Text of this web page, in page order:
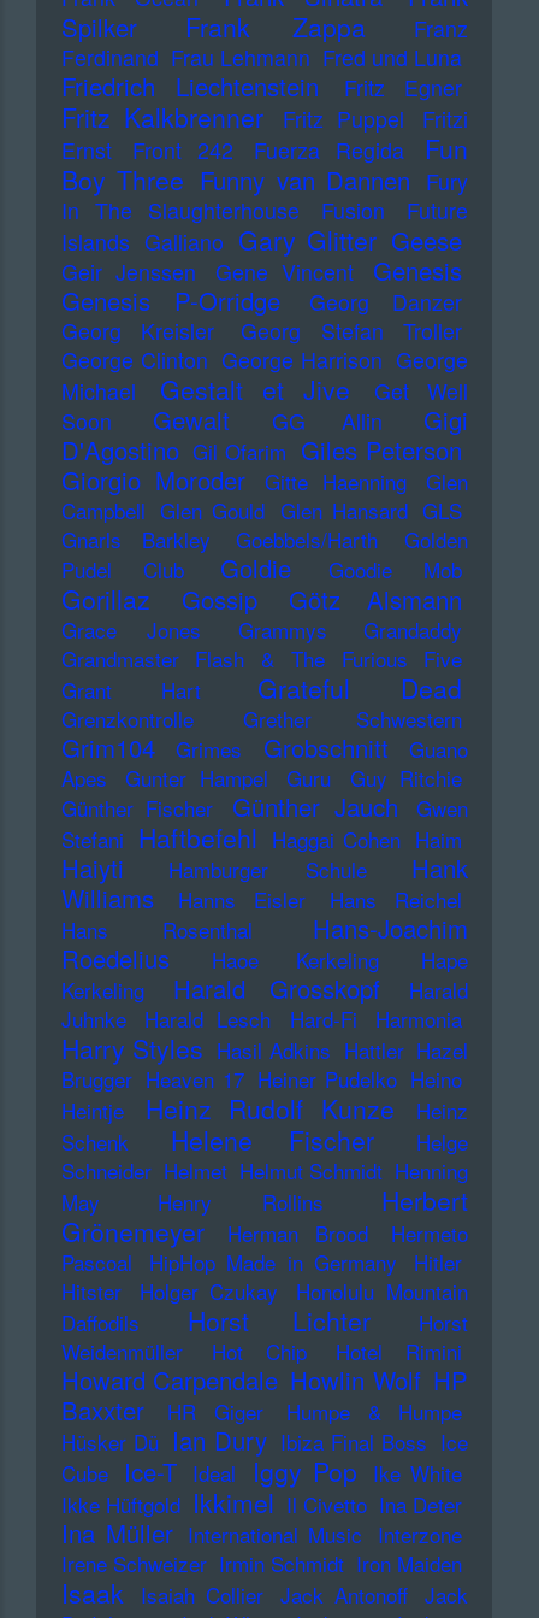
Spilker
Frank Zappa
Franz
Ferdinand Frau Lehmann Fred und Luna
Friedrich Liechtenstein Fritz Egner
Fritz Kalkbrenner Fritz Puppel
Fritzi
Ernst
Front 242 Fuerza Regida
Fun
Boy Three Funny van Dannen Fury
In The Slaughterhouse
Fusion
Future
Islands Galliano Gary Glitter Geese
Geir Jenssen Gene Vincent
Genesis
Genesis P-Orridge
Georg Danzer
Georg Kreisler
Georg Stefan Troller
George Clinton George Harrison George
Michael
Gestalt et Jive
Get Well
Soon
Gewalt GG Allin
Gigi
D'Agostino Gil Ofarim Giles Peterson
Giorgio Moroder
Gitte Haenning
Glen
Campbell Glen Gould Glen Hansard GLS
Gnarls Barkley
Goebbels/Harth
Golden
Pudel Club
Goldie Goodie Mob
Gorillaz Gossip Götz Alsmann
Grace Jones Grammys
Grandaddy
Grandmaster Flash & The Furious Five
Grant Hart
Grateful Dead
Grenzkontrolle Grether Schwestern
Grim104 Grimes Grobschnitt
Guano
Apes
Gunter Hampel Guru
Guy Ritchie
Günther Fischer
Günther Jauch
Gwen
Stefani Haftbefehl Haggai Cohen Haim
Haiyti Hamburger Schule
Hank
Williams
Hanns Eisler
Hans Reichel
Hans Rosenthal
Hans-Joachim
Roedelius
Haoe Kerkeling
Hape
Kerkeling
Harald Grosskopf
Harald
Juhnke
Harald Lesch Hard-Fi Harmonia
Harry Styles Hasil Adkins Hattler Hazel
Brugger Heaven 17 Heiner Pudelko Heino
Heintje
Heinz Rudolf Kunze
Heinz
Schenk
Helene Fischer
Helge
Schneider Helmet Helmut Schmidt Henning
May
Henry Rollins
Herbert
Grönemeyer
Herman Brood
Hermeto
Pascoal
HipHop Made in Germany
Hitler
Hitster
Holger Czukay
Honolulu Mountain
Daffodils
Horst Lichter
Horst
Weidenmüller
Hot Chip Hotel Rimini
Howard Carpendale Howlin Wolf HP
Baxxter
HR Giger
Humpe & Humpe
Hüsker Dü Ian Dury Ibiza Final Boss Ice
Cube
Ice-T Ideal Iggy Pop Ike White
Ikke Hüftgold Ikkimel Il Civetto Ina Deter
Ina Müller International Music Interzone
Irene Schweizer Irmin Schmidt Iron Maiden
Isaak Isaiah Collier Jack Antonoff Jack